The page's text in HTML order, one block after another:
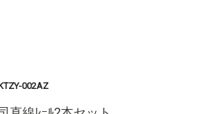
002AZ